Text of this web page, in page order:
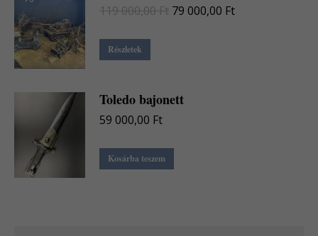
119 000,00Ft Original
79 000,00 FtCurrent
Részletek
Toledo bajonett
59 000,00 Ft
Kosárba teszem